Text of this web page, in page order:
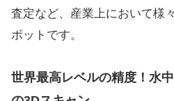
査定など、産業上において様
ボットです。
世界最高レベルの精度！水